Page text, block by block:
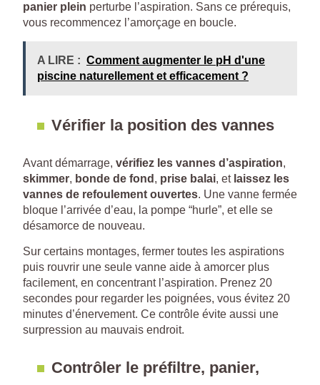
panier plein perturbe l’aspiration. Sans ce prérequis,
vous recommencez l’amorçage en boucle.
A LIRE : Comment augmenter le pH d'une
piscine naturellement et efficacement ?
Vérifier la position des vannes
Avant démarrage, vérifiez les vannes d’aspiration,
skimmer, bonde de fond , prise balai, et laissez les
vannes de refoulement ouvertes. Une vanne fermée
bloque l’arrivée d’eau, la pompe “hurle”, et elle se
désamorce de nouveau.
Sur certains montages, fermer toutes les aspirations
puis rouvrir une seule vanne aide à amorcer plus
facilement, en concentrant l’aspiration. Prenez 20
secondes pour regarder les poignées, vous évitez 20
minutes d’énervement. Ce contrôle évite aussi une
surpression au mauvais endroit.
Contrôler le préfiltre, panier,